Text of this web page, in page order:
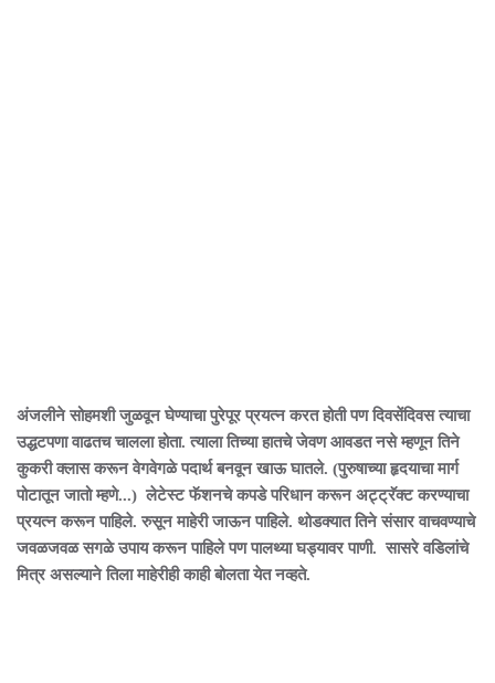
अंजलीने सोहमशी जुळवून घेण्याचा पुरेपूर प्रयत्न करत होती पण दिवसेंदिवस त्याचा
उद्धटपणा वाढतच चालला होता. त्याला तिच्या हातचे जेवण आवडत नसे म्हणून तिने
कुकरी क्लास करून वेगवेगळे पदार्थ बनवून खाऊ घातले. (पुरुषाच्या हृदयाचा मार्ग
पोटातून जातो म्हणे...) लेटेस्ट फॅशनचे कपडे परिधान करून अट्ट्रॅक्ट करण्याचा
प्रयत्न करून पाहिले. रुसून माहेरी जाऊन पाहिले. थोडक्यात तिने संसार वाचवण्याचे
जवळजवळ सगळे उपाय करून पाहिले पण पालथ्या घड्यावर पाणी. सासरे वडिलांचे
मित्र असल्याने तिला माहेरीही काही बोलता येत नव्हते.